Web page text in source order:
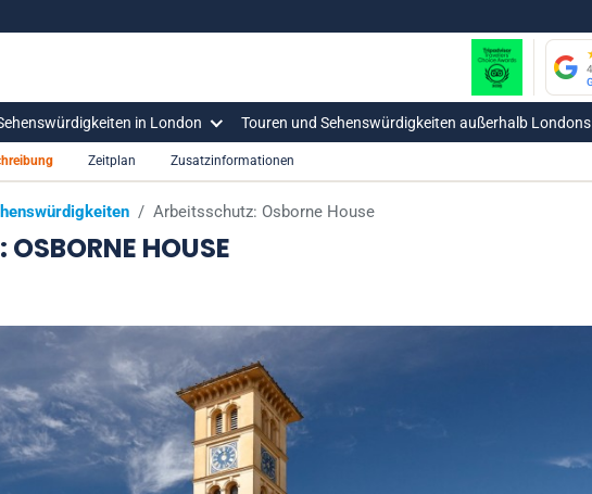
in London Touren und Sehenswürdigkeiten außerhalb Londons
/ Arbeitsschutz: Osborne House
HOUSE
Zeitplan Zusatzinformationen